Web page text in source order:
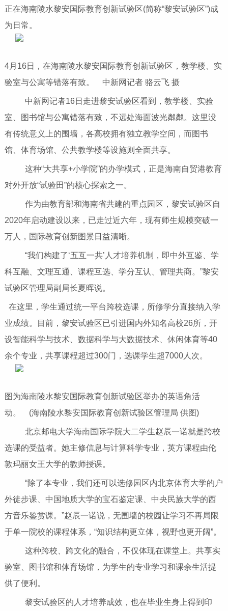
正在海南陵水黎安国际教育创新试验区(简称“黎安试验区”)成
为日常。
4月16日，在海南陵水黎安国际教育创新试验区，教学楼、实
验室与公寓等错落有致。 中新网记者 骆云飞 摄
中新网记者16日走进黎安试验区看到，教学楼、实验
室、图书馆与公寓错落有致，不远处海面波光粼粼。这里没
有传统意义上的围墙，各高校拥有独立教学空间，而图书
馆、体育场馆、公共教学楼等设施则全面共享。
这种“大共享+小学院”的办学模式，正是海南自贸港教育
对外开放“试验田”的核心探索之一。
作为由教育部和海南省共建的重点园区，黎安试验区自
2020年启动建设以来，已走过近六年，现有师生规模突破一
万人，国际教育创新图景日益清晰。
“我们构建了‘五互一共’人才培养机制，即中外互鉴、学
科互融、文理互通、课程互选、学分互认、管理共商。”黎安
试验区管理局副局长夏晖说。
在这里，学生通过统一平台跨校选课，所修学分直接纳入学
业成绩。目前，黎安试验区已引进国内外知名高校26所，开
设智能科学与技术、数据科学与大数据技术、休闲体育等40
余个专业，共享课程超过300门，选课学生超7000人次。
图为海南陵水黎安国际教育创新试验区举办的英语角活
动。 (海南陵水黎安国际教育创新试验区管理局 供图)
北京邮电大学海南国际学院大二学生赵辰一诺就是跨校
选课的受益者。她主修信息与计算科学专业，英方课程由伦
敦玛丽女王大学的教师授课。
“除了本专业，我们还可以选修园区内北京体育大学的户
外徒步课、中国地质大学的宝石鉴定课、中央民族大学的西
方音乐鉴赏课。”赵辰一诺说，无围墙的校园让学习不再局限
于单一院校的课程体系，“知识结构更立体，视野也更开阔”。
这种跨校、跨文化的融合，不仅体现在课堂上。共享实
验室、图书馆和体育场馆，为学生的专业学习和课余生活提
供了便利。
黎安试验区的人才培养成效，也在毕业生身上得到印